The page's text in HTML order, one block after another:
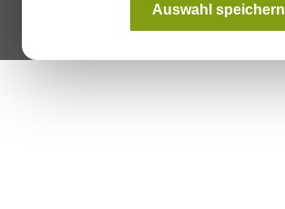
Auswahl speichern